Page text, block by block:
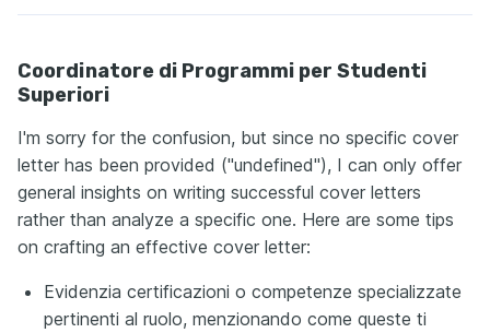
Coordinatore di Programmi per Studenti
Superiori
I'm sorry for the confusion, but since no specific cover
letter has been provided ("undefined"), I can only offer
general insights on writing successful cover letters
rather than analyze a specific one. Here are some tips
on crafting an effective cover letter:
Evidenzia certificazioni o competenze specializzate
pertinenti al ruolo, menzionando come queste ti